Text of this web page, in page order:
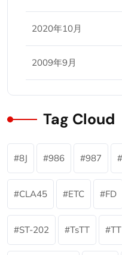
2020年10月
2009年9月
Tag Cloud
8J 986 987
CLA45 ETC FD
ST-202 TsTT TT